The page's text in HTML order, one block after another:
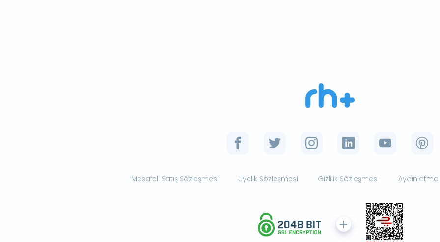
Mesafeli Satış Sözleşmesi Üyelik Sözleşmesi Gizlilik Sözleşmesi